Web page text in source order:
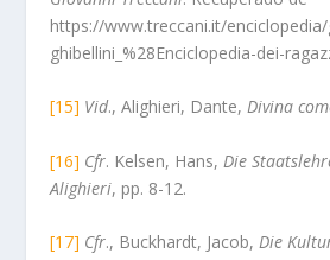
https://www.treccani.it/
ghibellini_%28Enciclopedia-dei-
[15] Vid., Alighieri, Dante,Divina
[16] Cfr. Kelsen, Hans, Die
Alighieri, pp. 8-12.
[17] Cfr., Buckhardt, Jacob,Die